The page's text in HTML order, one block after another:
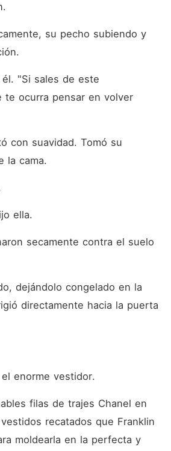
su pecho subiendo y
"Si sales de este
te ocurra pensar en volver
con suavidad. Tomó su
la cama.
ella.
secamente contra el suelo
dejándolo congelado en la
directamente hacia la puerta
enorme vestidor.
filas de trajes Chanel en
recatados que Franklin
moldearla en la perfecta y